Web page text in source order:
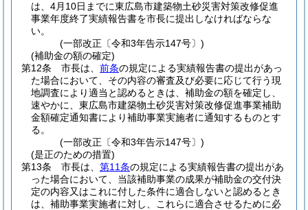
は、4月10日までに東広島市建築物土砂災害対策改修促進
事業年度終了実績報告書を市長に提出しなければならな
い。
(一部改正〔令和3年告示147号〕)
(補助金の額の確定)
第12条
市長は、 前条の規定による実績報告書の提出があっ
た場合において、その内容の審査及び必要に応じて行う現
地調査により適当と認めるときは、補助金の額を確定し、
速やかに、東広島市建築物土砂災害対策改修促進事業補助
金額確定通知書により補助事業実施者に通知するものとす
る。
(一部改正〔令和3年告示147号〕)
(是正のための措置)
第13条
市長は、 第11条の規定による実績報告書の提出があ
った場合において、当該補助事業の成果が補助金の交付決
定の内容又はこれに付した条件に適合しないと認めるとき
は、補助事業実施者に対し、これらに適合させるために必